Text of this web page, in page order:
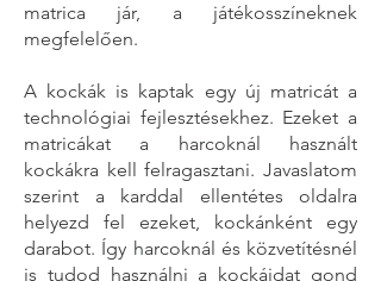
matrica jár, a játékosszíneknek
megfelelően.
A kockák is kaptak egy új matricát a
technológiai fejlesztésekhez. Ezeket a
matricákat a harcoknál használt
kockákra kell felragasztani. Javaslatom
szerint a karddal ellentétes oldalra
helyezd fel ezeket, kockánként egy
darabot. Így harcoknál és közvetítésnél
is tudod használni a kockáidat gond